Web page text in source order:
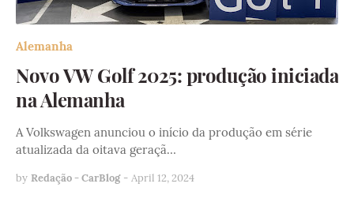
Alemanha
Novo VW Golf 2025: produção iniciada
na Alemanha
A Volkswagen anunciou o início da produção em série
atualizada da oitava geraçã…
by Redação - CarBlog - April 12, 2024